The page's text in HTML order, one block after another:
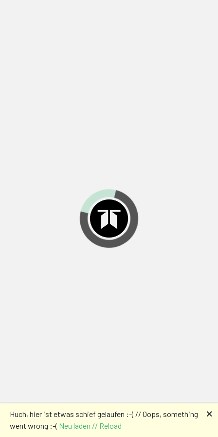
Huch, hier ist etwas schief gelaufen :-( // Oops, something
went wrong :-( Neu laden // Reload
🗙